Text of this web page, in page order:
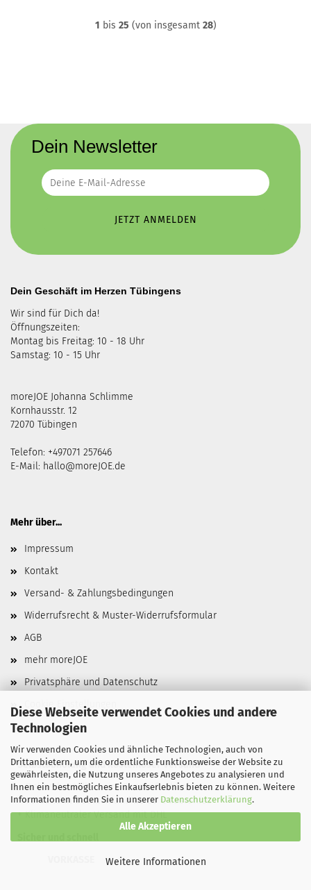
Diese Webseite verwendet Cookies und andere
Technologien
Wir verwenden Cookies und ähnliche Technologien, auch von
Drittanbietern, um die ordentliche Funktionsweise der Website zu
gewährleisten, die Nutzung unseres Angebotes zu analysieren und
Ihnen ein bestmögliches Einkaufserlebnis bieten zu können. Weitere
Informationen finden Sie in unserer Datenschutzerklärung.
Alle Akzeptieren
Weitere Informationen
1 bis 25 (von insgesamt 28)
Dein Newsletter
Dein Geschäft im Herzen Tübingens
Wir sind für Dich da!
Öffnungszeiten:
Montag bis Freitag: 10 - 18 Uhr
Samstag: 10 - 15 Uhr
moreJOE Johanna Schlimme
Kornhausstr. 12
72070 Tübingen
Telefon: +497071 257646
E-Mail: hallo@moreJOE.de
Mehr über...
Impressum
Kontakt
Versand- & Zahlungsbedingungen
Widerrufsrecht & Muster-Widerrufsformular
AGB
mehr moreJOE
Privatsphäre und Datenschutz
Cookie Einstellungen
​Selbstabholung und kostenloser Versand
+ Online bestellen - im Geschäft abholen
+ Versand in Deutschland ab 50 € kostenlos
+ Klimaneutraler Versand mit DHL